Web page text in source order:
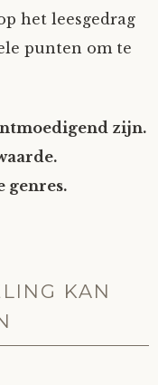
het leesgedrag
punten om te
zijn.
genres.
KAN